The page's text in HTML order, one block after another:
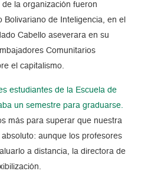
la organización fueron
Bolivariano de Inteligencia, en el
Cabello aseverara en su
Comunitarios
el capitalismo.
estudiantes de la Escuela de
un semestre para graduarse.
más para superar que nuestra
aunque los profesores
a distancia, la directora de